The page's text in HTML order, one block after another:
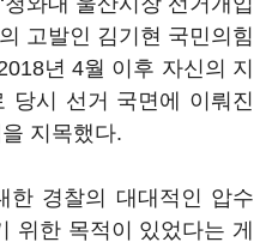
고발인 김기현 국민의힘
년 4월 이후 자신의 지
당시 선거 국면에 이뤄진
지목했다.
한 경찰의 대대적인 압수
위한 목적이 있었다는 게